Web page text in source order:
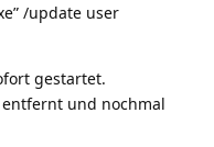
/update user
gestartet.
und nochmal